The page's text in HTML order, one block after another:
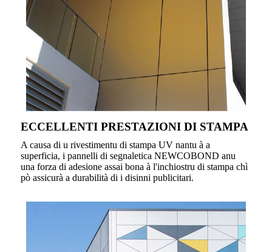
ECCELLENTI PRESTAZIONI DI STAMPA
A causa di u rivestimentu di stampa UV nantu à a
superficia, i pannelli di segnaletica NEWCOBOND anu
una forza di adesione assai bona à l'inchiostru di stampa chì
pò assicurà a durabilità di i disinni publicitari.